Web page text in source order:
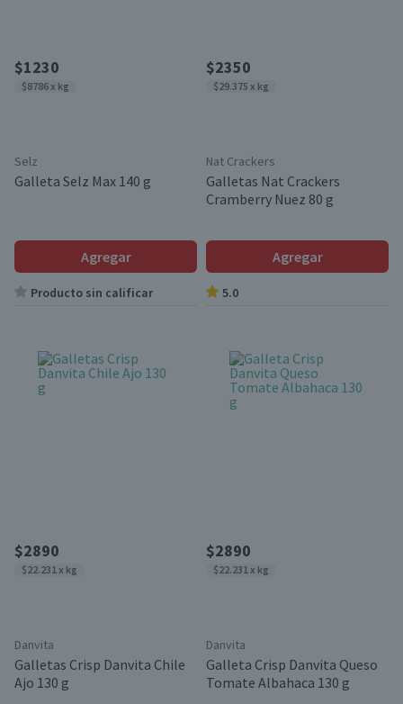
$1230
$8786 x kg
Selz
Galleta Selz Max 140 g
Agregar
Producto sin calificar
$2350
$29.375 x kg
Nat Crackers
Galletas Nat Crackers
Cramberry Nuez 80 g
Agregar
5.0
$2890
$22.231 x kg
Danvita
Galletas Crisp Danvita Chile
Ajo 130 g
$2890
$22.231 x kg
Danvita
Galleta Crisp Danvita Queso
Tomate Albahaca 130 g